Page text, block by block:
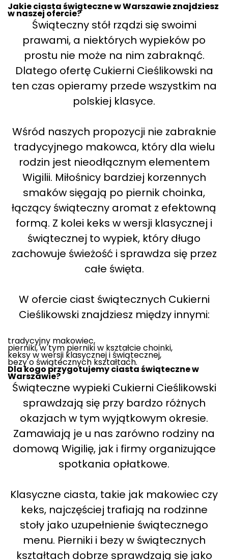
Jakie ciasta świąteczne w Warszawie znajdziesz
w naszej ofercie?
Świąteczny stół rządzi się swoimi
prawami, a niektórych wypieków po
prostu nie może na nim zabraknąć.
Dlatego ofertę Cukierni Cieślikowski na
ten czas opieramy przede wszystkim na
polskiej klasyce.
Wśród naszych propozycji nie zabraknie
tradycyjnego makowca, który dla wielu
rodzin jest nieodłącznym elementem
Wigilii. Miłośnicy bardziej korzennych
smaków sięgają po piernik choinka,
łączący świąteczny aromat z efektowną
formą. Z kolei keks w wersji klasycznej i
świątecznej to wypiek, który długo
zachowuje świeżość i sprawdza się przez
całe święta.
W ofercie ciast świątecznych Cukierni
Cieślikowski znajdziesz między innymi:
tradycyjny makowiec,
pierniki, w tym pierniki w kształcie choinki,
keksy w wersji klasycznej i świątecznej,
bezy o świątecznych kształtach.
Dla kogo przygotujemy ciasta świąteczne w
Warszawie?
Świąteczne wypieki Cukierni Cieślikowski
sprawdzają się przy bardzo różnych
okazjach w tym wyjątkowym okresie.
Zamawiają je u nas zarówno rodziny na
domową Wigilię, jak i firmy organizujące
spotkania opłatkowe.
Klasyczne ciasta, takie jak makowiec czy
keks, najczęściej trafiają na rodzinne
stoły jako uzupełnienie świątecznego
menu. Pierniki i bezy w świątecznych
kształtach dobrze sprawdzają się jako